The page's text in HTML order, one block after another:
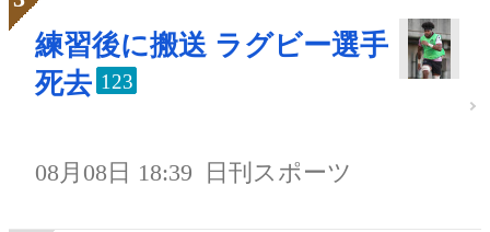
練習後に搬送 ラグビー選手
死去 123
08月08日 18:39 日刊スポーツ